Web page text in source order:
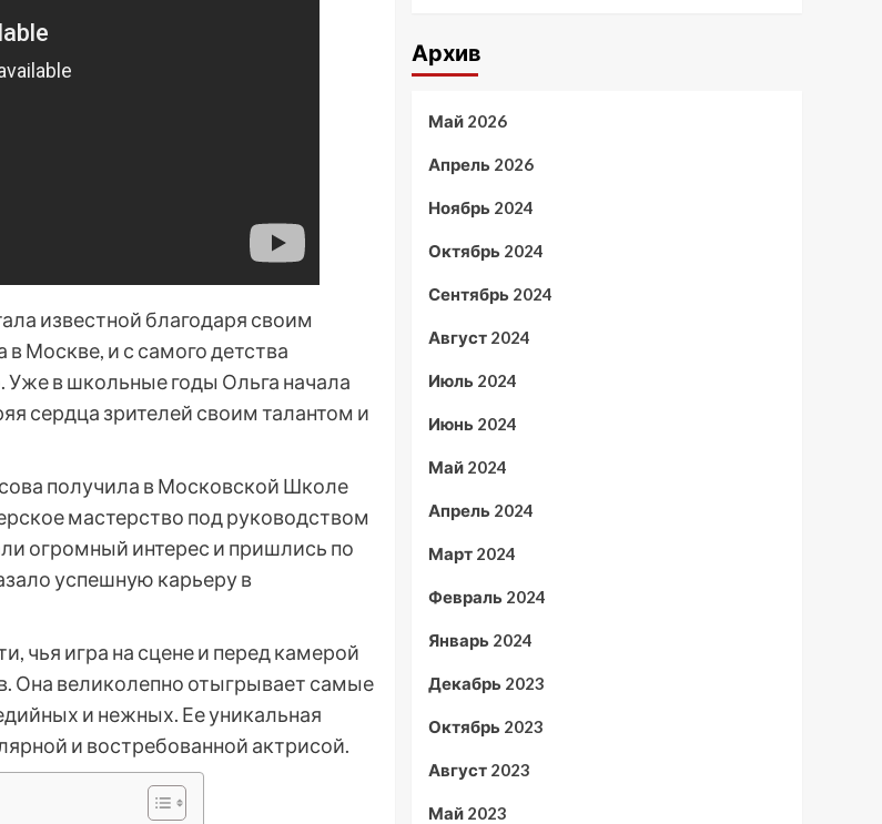
известной благодаря своим
Москве, и с самого детства
Уже в школьные годы Ольга начала
сердца зрителей своим талантом и
получила в Московской Школе
мастерство под руководством
огромный интерес и пришлись по
успешную карьеру в
чья игра на сцене и перед камерой
Она великолепно отыгрывает самые
и нежных. Ее уникальная
и востребованной актрисой.
Архив
Май 2026
Апрель 2026
Ноябрь 2024
Октябрь 2024
Сентябрь 2024
Август 2024
Июль 2024
Июнь 2024
Май 2024
Апрель 2024
Март 2024
Февраль 2024
Январь 2024
Декабрь 2023
Октябрь 2023
Август 2023
Май 2023